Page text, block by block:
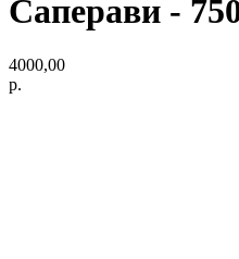
Саперави -
4000,00
р.